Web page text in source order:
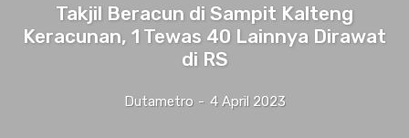
Takjil Beracun di Sampit Kalteng
Keracunan, 1 Tewas 40 Lainnya Dirawat
di RS
Dutametro - 4 April 2023